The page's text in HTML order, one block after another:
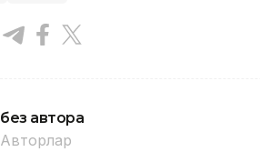
без автора
Авторлар